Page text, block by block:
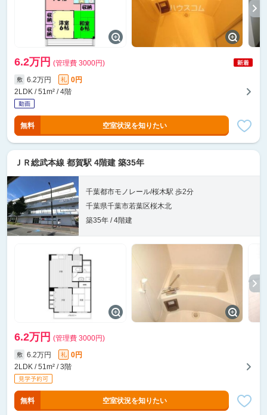
6.2万円 (管理費 3000円)
敷 6.2万円 礼
0円
2LDK / 51m² / 4階
無料 空室状況を知りたい
ＪＲ総武本線 都賀駅 4階建 築35年
千葉都市モノレール/桜木駅 歩2分
千葉県千葉市若葉区桜木北
築35年 / 4階建
6.2万円 (管理費 3000円)
敷 6.2万円 礼
0円
2LDK / 51m² / 3階
無料 空室状況を知りたい